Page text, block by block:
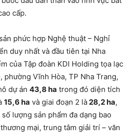
cấp.
phức hợp Nghệ thuật – Nghỉ
duy nhất và đầu tiên tại Nha
của Tập đoàn KDI Holding tọa lạc
Vĩnh Hòa, TP Nha Trang,
dự án 43,8 ha trong đó diện tích
15,6 ha và giai đoạn 2 là 28,2 ha,
lượng sản phẩm đa dạng bao
mại, trung tâm giải trí – văn